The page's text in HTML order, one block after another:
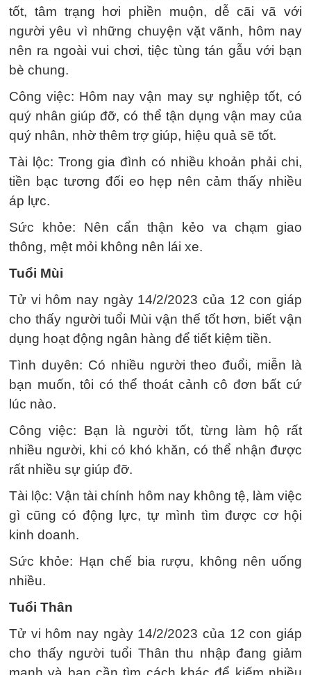
tốt, tâm trạng hơi phiền muộn, dễ cãi vã với
người yêu vì những chuyện vặt vãnh, hôm nay
nên ra ngoài vui chơi, tiệc tùng tán gẫu với bạn
bè chung.
Công việc: Hôm nay vận may sự nghiệp tốt, có
quý nhân giúp đỡ, có thể tận dụng vận may của
quý nhân, nhờ thêm trợ giúp, hiệu quả sẽ tốt.
Tài lộc: Trong gia đình có nhiều khoản phải chi,
tiền bạc tương đối eo hẹp nên cảm thấy nhiều
áp lực.
Sức khỏe: Nên cẩn thận kẻo va chạm giao
thông, mệt mỏi không nên lái xe.
Tuổi Mùi
Tử vi hôm nay ngày 14/2/2023 của 12 con giáp
cho thấy người tuổi Mùi vận thế tốt hơn, biết vận
dụng hoạt động ngân hàng để tiết kiệm tiền.
Tình duyên: Có nhiều người theo đuổi, miễn là
bạn muốn, tôi có thể thoát cảnh cô đơn bất cứ
lúc nào.
Công việc: Bạn là người tốt, từng làm hộ rất
nhiều người, khi có khó khăn, có thể nhận được
rất nhiều sự giúp đỡ.
Tài lộc: Vận tài chính hôm nay không tệ, làm việc
gì cũng có động lực, tự mình tìm được cơ hội
kinh doanh.
Sức khỏe: Hạn chế bia rượu, không nên uống
nhiều.
Tuổi Thân
Tử vi hôm nay ngày 14/2/2023 của 12 con giáp
cho thấy người tuổi Thân thu nhập đang giảm